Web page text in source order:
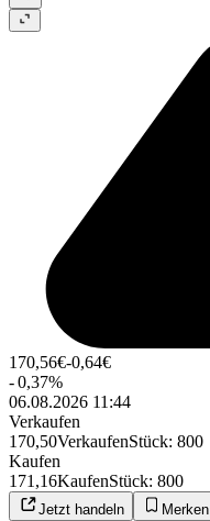
170,56€-0,64€
-0,37%
06.08.2026 11:44
Verkaufen
170,50VerkaufenStück: 800
Kaufen
171,16KaufenStück: 800
Jetzt handeln Merken